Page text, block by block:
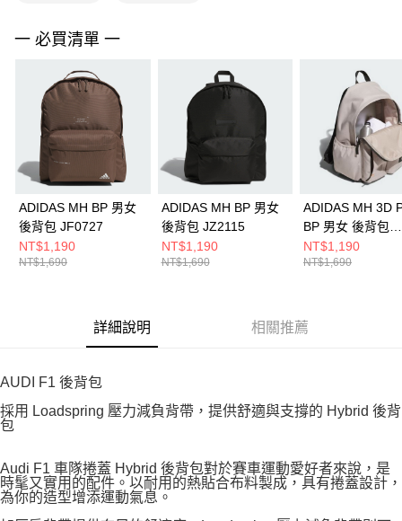
４．使用「AFTEE先享後付」時，將依據個別帳號之用戶狀況，依本公司即
請求用戶進行身份認證。
５．嚴禁一人註冊多個帳號或使用他人資訊註冊。若發現惡意使用之情形，
恩沛科技股份有限公司將有權停止該用戶之使用額度並採取法律行動。
一 必買清單 一
ADIDAS MH BP 男女
後背包 JF0727
NT$1,190
NT$1,690
ADIDAS MH BP 男女
後背包 JZ2115
NT$1,190
NT$1,690
ADIDAS MH 3D
BP 男女 後背包
KC0256
NT$1,190
NT$1,690
詳細說明 相關推薦
AUDI F1 後背包
採用 Loadspring 壓力減負背帶，提供舒適與支撐的 Hybrid 後背
包
Audi F1 車隊捲蓋 Hybrid 後背包對於賽車運動愛好者來說，是
時髦又實用的配件。以耐用的熱貼合布料製成，具有捲蓋設計，
為你的造型增添運動氣息。